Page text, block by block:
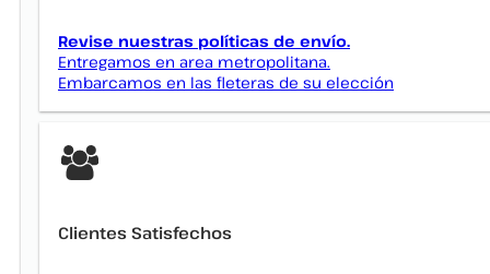
Revise nuestras políticas de envío.
Entregamos en area metropolitana.
Embarcamos en las fleteras de su elección
Clientes Satisfechos